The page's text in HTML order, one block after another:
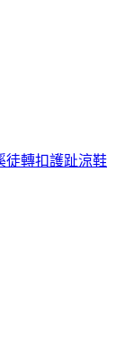
徒轉扣護趾涼鞋